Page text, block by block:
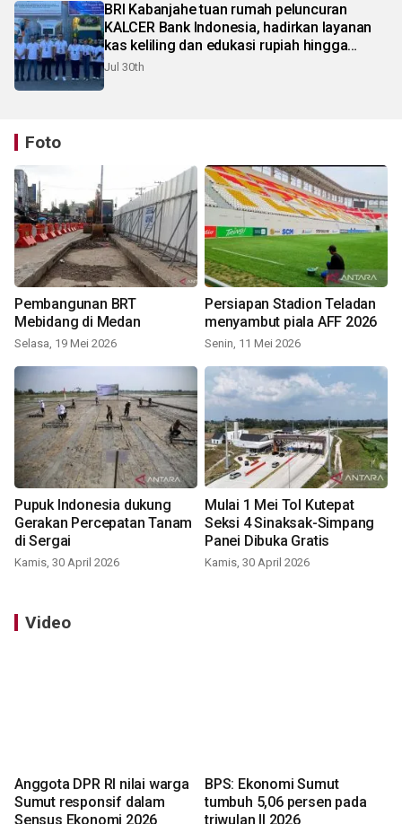
BRI Kabanjahe tuan rumah peluncuran
KALCER Bank Indonesia, hadirkan layanan
kas keliling dan edukasi rupiah hingga
pelosok Karo
Jul 30th
Foto
Pembangunan BRT
Mebidang di Medan
Selasa, 19 Mei 2026
Persiapan Stadion Teladan
menyambut piala AFF 2026
Senin, 11 Mei 2026
Pupuk Indonesia dukung
Gerakan Percepatan Tanam
di Sergai
Kamis, 30 April 2026
Mulai 1 Mei Tol Kutepat
Seksi 4 Sinaksak-Simpang
Panei Dibuka Gratis
Kamis, 30 April 2026
Video
Anggota DPR RI nilai warga
Sumut responsif dalam
Sensus Ekonomi 2026
BPS: Ekonomi Sumut
tumbuh 5,06 persen pada
triwulan II 2026